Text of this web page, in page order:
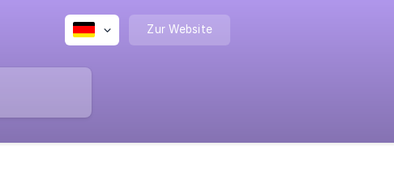
Zur Website